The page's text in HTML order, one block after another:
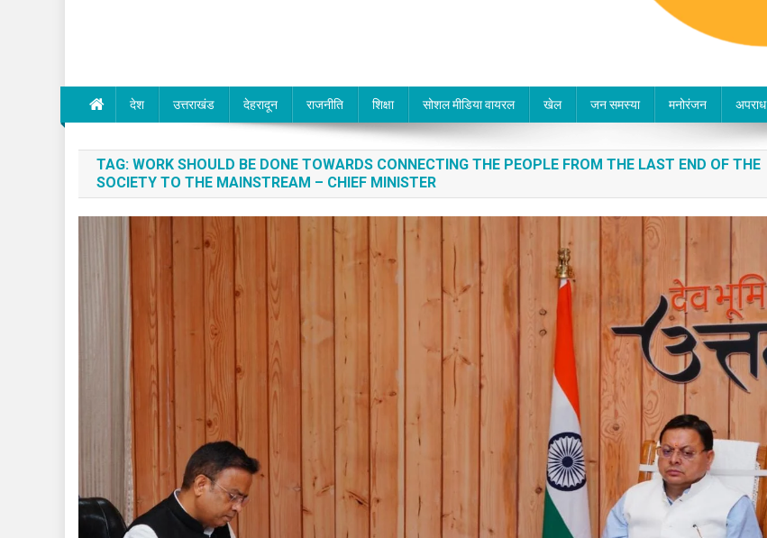
देश उत्तराखंड देहरादून राजनीति शिक्षा सोशल मीडिया वायरल खेल जन समस्या मनोरंजन अपराध
TAG: WORK SHOULD BE DONE TOWARDS CONNECTING THE PEOPLE FROM THE LAST END OF THE
SOCIETY TO THE MAINSTREAM – CHIEF MINISTER